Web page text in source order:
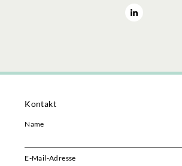
Kontakt
Name
E-Mail-Adresse